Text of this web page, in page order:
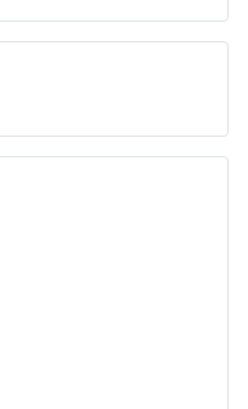
results.